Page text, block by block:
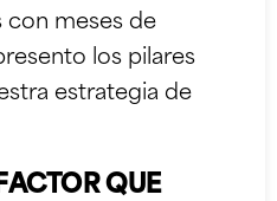
con meses de
los pilares
estrategia de
QUE